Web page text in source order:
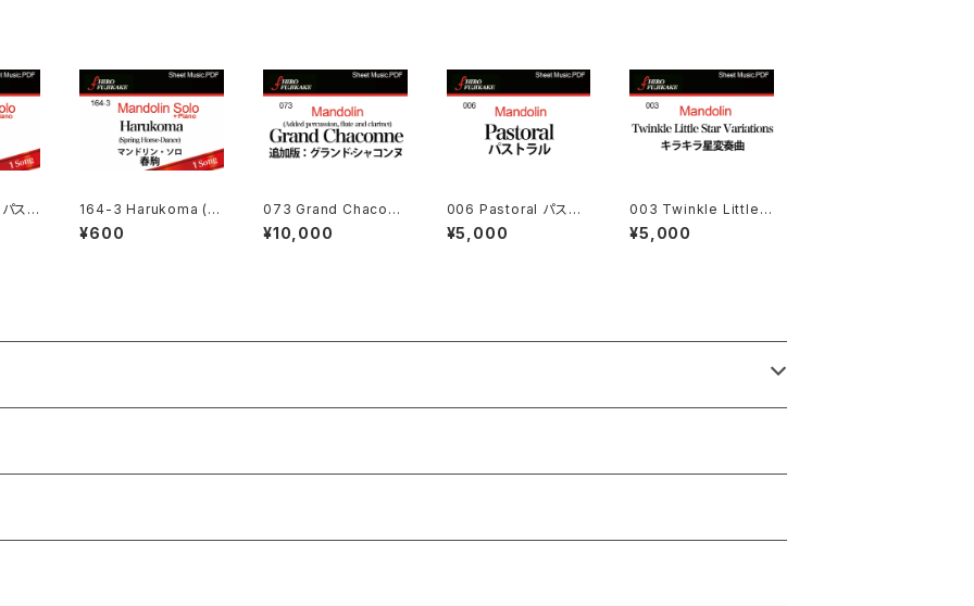
スト
164-3 Harukoma (S
pring Horse-Dance)
春駒
¥600
073 Grand Chaconn
e (Additional Ve
r.) (追加版·グランド．シ
¥10,000
006 Pastoral パストラ
ル
¥5,000
003 Twinkle Little S
tar Variations(キラキ
ラ星変奏曲 )
¥5,000